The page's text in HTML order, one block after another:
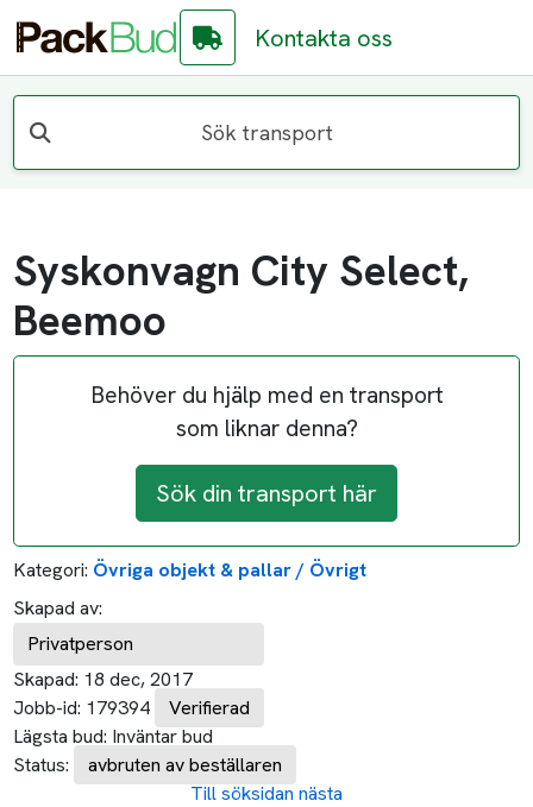
Kontakta oss
Sök transport
Syskonvagn City Select,
Beemoo
Behöver du hjälp med en transport
som liknar denna?
Sök din transport här
Kategori: Övriga objekt & pallar / Övrigt
Skapad av:
Privatperson
Skapad: 18 dec, 2017
Jobb-id: 179394
Verifierad
Lägsta bud: Inväntar bud
Status:
avbruten av beställaren
Till söksidan nästa